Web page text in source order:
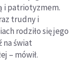
i patriotyzmem.
trudny i
rodziło się jego
na świat
– mówił.